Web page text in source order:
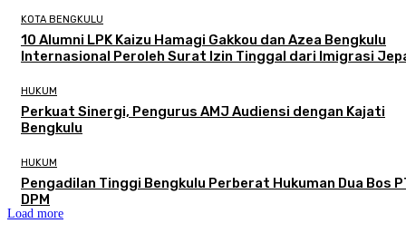
KOTA BENGKULU
‎10 Alumni LPK Kaizu Hamagi Gakkou dan Azea Bengkulu
Internasional Peroleh Surat Izin Tinggal dari Imigrasi
HUKUM
Perkuat Sinergi, Pengurus AMJ Audiensi dengan Kajati
Bengkulu
HUKUM
Pengadilan Tinggi Bengkulu Perberat Hukuman Dua Bos
DPM
Load more